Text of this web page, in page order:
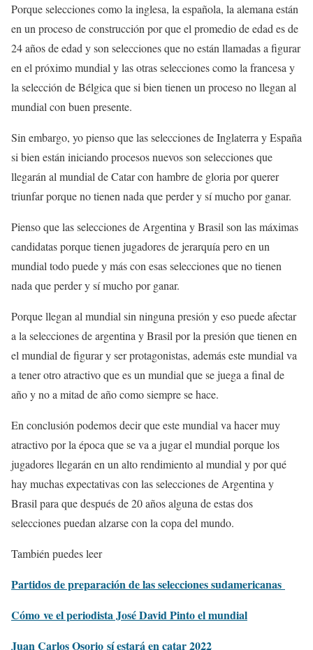
Porque selecciones como la inglesa, la española, la alemana están
en un proceso de construcción por que el promedio de edad es de
24 años de edad y son selecciones que no están llamadas a figurar
en el próximo mundial y las otras selecciones como la francesa y
la selección de Bélgica que si bien tienen un proceso no llegan al
mundial con buen presente.
Sin embargo, yo pienso que las selecciones de Inglaterra y España
si bien están iniciando procesos nuevos son selecciones que
llegarán al mundial de Catar con hambre de gloria por querer
triunfar porque no tienen nada que perder y sí mucho por ganar.
Pienso que las selecciones de Argentina y Brasil son las máximas
candidatas porque tienen jugadores de jerarquía pero en un
mundial todo puede y más con esas selecciones que no tienen
nada que perder y sí mucho por ganar.
Porque llegan al mundial sin ninguna presión y eso puede afectar
a la selecciones de argentina y Brasil por la presión que tienen en
el mundial de figurar y ser protagonistas, además este mundial va
a tener otro atractivo que es un mundial que se juega a final de
año y no a mitad de año como siempre se hace.
En conclusión podemos decir que este mundial va hacer muy
atractivo por la época que se va a jugar el mundial porque los
jugadores llegarán en un alto rendimiento al mundial y por qué
hay muchas expectativas con las selecciones de Argentina y
Brasil para que después de 20 años alguna de estas dos
selecciones puedan alzarse con la copa del mundo.
También puedes leer
Partidos de preparación de las seleccionessudamericanas
Cómo ve el periodista José David Pinto el mundial
Juan Carlos Osorio sí estará en catar 2022